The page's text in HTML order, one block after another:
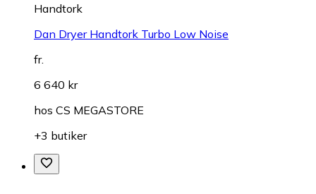
Handtork
Dan Dryer Handtork Turbo Low Noise
fr.
6 640 kr
hos CS MEGASTORE
+3 butiker